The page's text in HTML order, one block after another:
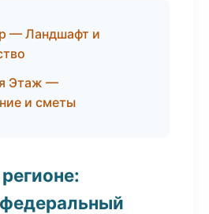
— Ландшафт и
Этаж —
и сметы